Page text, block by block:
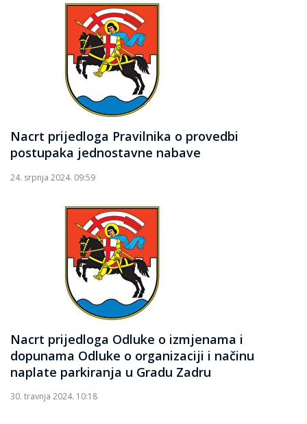
Nacrt prijedloga Pravilnika o provedbi
postupaka jednostavne nabave
24. srpnja 2024. 09:59
Nacrt prijedloga Odluke o izmjenama i
dopunama Odluke o organizaciji i načinu
naplate parkiranja u Gradu Zadru
30. travnja 2024. 10:18